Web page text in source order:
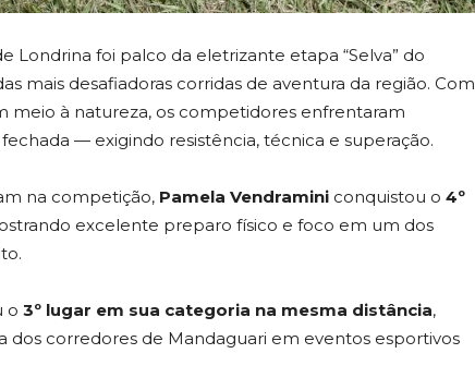
Londrina foi palco da eletrizante etapa “Selva” do
mais desafiadoras corridas de aventura da região. Com
meio à natureza, os competidores enfrentaram
— exigindo resistência, técnica e superação.
na competição, Pamela Vendramini conquistou o 4º
excelente preparo físico e foco em um dos
o 3º lugar em sua categoria na mesma distância,
dos corredores de Mandaguari em eventos esportivos